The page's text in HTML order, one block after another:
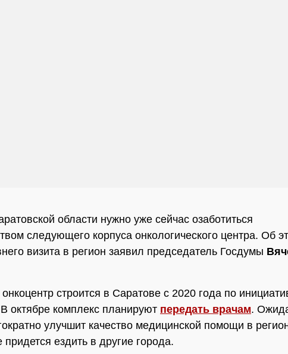
области нужно уже сейчас озаботиться
следующего корпуса онкологического центра. Об
визита в регион заявил председатель Госдумы
строится в Саратове с 2020 года по
октябре комплекс планируют передать врачам.
улучшит качество медицинской помощи в
ездить в другие города.